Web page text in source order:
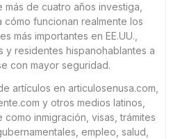
más de cuatro años investiga,
cómo funcionan realmente los
más importantes en EE.UU.,
y residentes hispanohablantes a
con mayor seguridad.
artículos en articulosenusa.com,
y otros medios latinos,
inmigración, visas, trámites
empleo, salud,